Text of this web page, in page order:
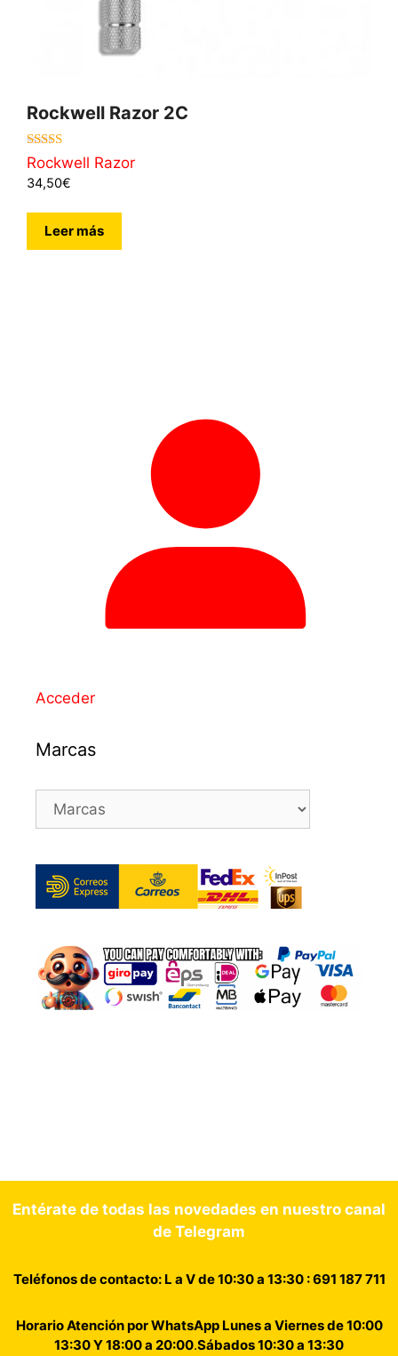
Rockwell Razor 2C
4.00
de 5
Rockwell Razor
34,50€
Leer más
Acceder
Marcas
Entérate de todas las novedades en nuestro canal
de Telegram
Teléfonos de contacto: L a V de 10:30 a 13:30 : 691 187 711
Horario Atención por WhatsApp Lunes a Viernes de 10:00
13:30 Y 18:00 a 20:00.Sábados 10:30 a 13:30